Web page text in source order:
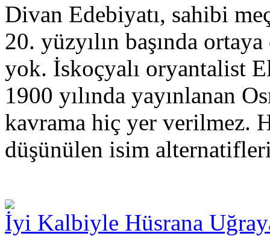
Divan Edebiyatı, sahibi
20. yüzyılın başında
yok. İskoçyalı oryantalist
1900 yılında yayınlanan
kavrama hiç yer verilmez.
düşünülen isim
İyi Kalbiyle Hüsrana